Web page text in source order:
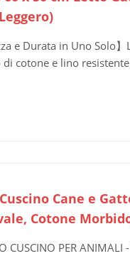
e Durata in Uno Solo
cotone e lino
Cane e
Cotone
CUSCINO PER